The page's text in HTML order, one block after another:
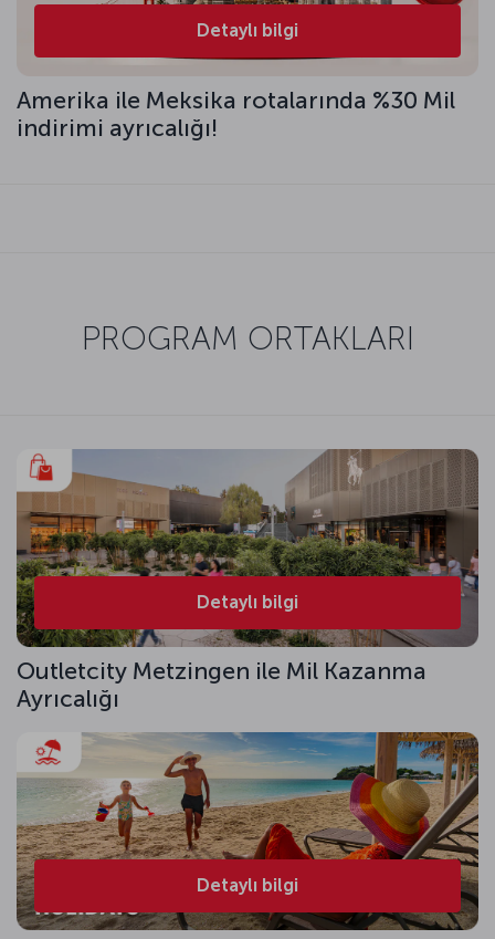
Detaylı bilgi
Amerika ile Meksika rotalarında %30 Mil
indirimi ayrıcalığı!
PROGRAM ORTAKLARI
Detaylı bilgi
Outletcity Metzingen ile Mil Kazanma
Ayrıcalığı
Detaylı bilgi